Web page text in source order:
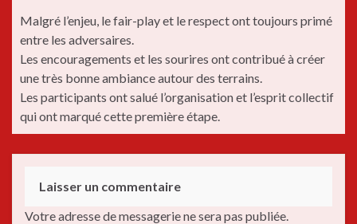
Malgré l’enjeu, le fair-play et le respect ont toujours primé
entre les adversaires.
Les encouragements et les sourires ont contribué à créer
une très bonne ambiance autour des terrains.
Les participants ont salué l’organisation et l’esprit collectif
qui ont marqué cette première étape.
Laisser un commentaire
Votre adresse de messagerie ne sera pas publiée.